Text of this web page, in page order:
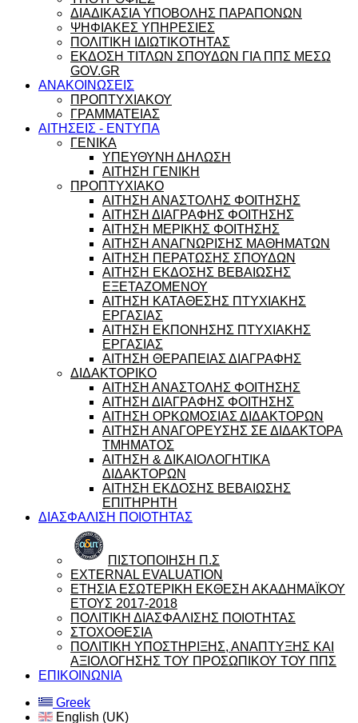
ΔΙΑΔΙΚΑΣΙΑ ΥΠΟΒΟΛΗΣ ΠΑΡΑΠΟΝΩΝ
ΨΗΦΙΑΚΕΣ ΥΠΗΡΕΣΙΕΣ
ΠΟΛΙΤΙΚΗ ΙΔΙΩΤΙΚΟΤΗΤΑΣ
ΕΚΔΟΣΗ ΤΙΤΛΩΝ ΣΠΟΥΔΩΝ ΓΙΑ ΠΠΣ ΜΕΣΩ
GOV.GR
ΑΝΑΚΟΙΝΩΣΕΙΣ
ΠΡΟΠΤΥΧΙΑΚΟΥ
ΓΡΑΜΜΑΤΕΙΑΣ
ΑΙΤΗΣΕΙΣ - ΕΝΤΥΠΑ
ΓΕΝΙΚΑ
ΥΠΕΥΘΥΝΗ ΔΗΛΩΣΗ
ΑΙΤΗΣΗ ΓΕΝΙΚΗ
ΠΡΟΠΤΥΧΙΑΚΟ
ΑΙΤΗΣΗ ΑΝΑΣΤΟΛΗΣ ΦΟΙΤΗΣΗΣ
ΑΙΤΗΣΗ ΔΙΑΓΡΑΦΗΣ ΦΟΙΤΗΣΗΣ
ΑΙΤΗΣΗ ΜΕΡΙΚΗΣ ΦΟΙΤΗΣΗΣ
ΑΙΤΗΣΗ ΑΝΑΓΝΩΡΙΣΗΣ ΜΑΘΗΜΑΤΩΝ
ΑΙΤΗΣΗ ΠΕΡΑΤΩΣΗΣ ΣΠΟΥΔΩΝ
ΑΙΤΗΣΗ ΕΚΔΟΣΗΣ ΒΕΒΑΙΩΣΗΣ
ΕΞΕΤΑΖΟΜΕΝΟΥ
ΑΙΤΗΣΗ ΚΑΤΑΘΕΣΗΣ ΠΤΥΧΙΑΚΗΣ
ΕΡΓΑΣΙΑΣ
ΑΙΤΗΣΗ ΕΚΠΟΝΗΣΗΣ ΠΤΥΧΙΑΚΗΣ
ΕΡΓΑΣΙΑΣ
ΑΙΤΗΣΗ ΘΕΡΑΠΕΙΑΣ ΔΙΑΓΡΑΦΗΣ
ΔΙΔΑΚΤΟΡΙΚΟ
ΑΙΤΗΣΗ ΑΝΑΣΤΟΛΗΣ ΦΟΙΤΗΣΗΣ
ΑΙΤΗΣΗ ΔΙΑΓΡΑΦΗΣ ΦΟΙΤΗΣΗΣ
ΑΙΤΗΣΗ ΟΡΚΩΜΟΣΙΑΣ ΔΙΔΑΚΤΟΡΩΝ
ΑΙΤΗΣΗ ΑΝΑΓΟΡΕΥΣΗΣ ΣΕ ΔΙΔΑΚΤΟΡΑ
ΤΜΗΜΑΤΟΣ
ΑΙΤΗΣΗ & ΔΙΚΑΙΟΛΟΓΗΤΙΚΑ
ΔΙΔΑΚΤΟΡΩΝ
ΑΙΤΗΣΗ ΕΚΔΟΣΗΣ ΒΕΒΑΙΩΣΗΣ
ΕΠΙΤΗΡΗΤΗ
ΔΙΑΣΦΑΛΙΣΗ ΠΟΙΟΤΗΤΑΣ
ΠΙΣΤΟΠΟΙΗΣΗ Π.Σ
EXTERNAL EVALUATION
ΕΤΗΣΙΑ ΕΣΩΤΕΡΙΚΗ ΕΚΘΕΣΗ ΑΚΑΔΗΜΑΪΚΟΥ
ΕΤΟΥΣ 2017-2018
ΠΟΛΙΤΙΚΗ ΔΙΑΣΦΑΛΙΣΗΣ ΠΟΙΟΤΗΤΑΣ
ΣΤΟΧΟΘΕΣΙΑ
ΠΟΛΙΤΙΚΗ ΥΠΟΣΤΗΡΙΞΗΣ, ΑΝΑΠΤΥΞΗΣ ΚΑΙ
ΑΞΙΟΛΟΓΗΣΗΣ ΤΟΥ ΠΡΟΣΩΠΙΚΟΥ ΤΟΥ ΠΠΣ
ΕΠΙΚΟΙΝΩΝΙΑ
Greek
English (UK)